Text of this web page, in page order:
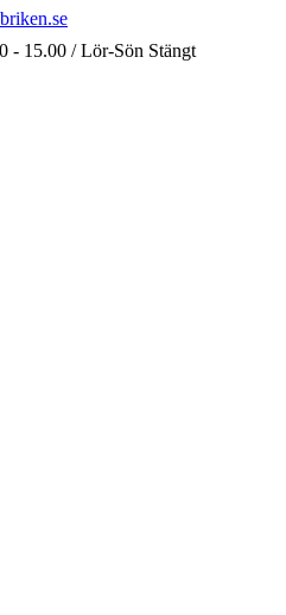
- 15.00 / Lör-Sön Stängt